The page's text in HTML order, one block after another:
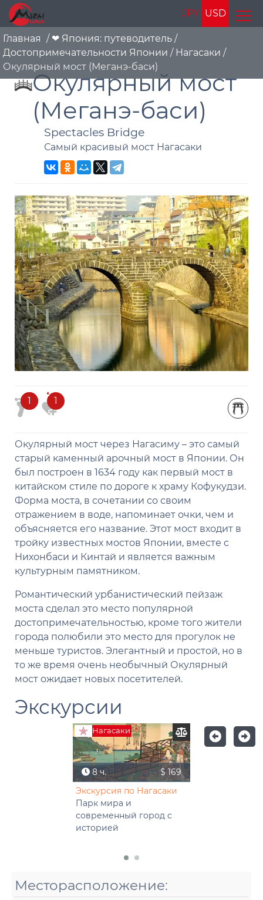
JPY USD
Главная / ❤ Япония: путеводитель /
Достопримечательности Японии / Нагасаки /
Окулярный мост (Меганэ-баси)
Окулярный мост
(Меганэ-баси)
Spectacles Bridge
Самый красивый мост Нагасаки
11 1
1
Окулярный мост через Нагасиму – это самый
старый каменный арочный мост в Японии. Он
был построен в 1634 году как первый мост в
китайском стиле по дороге к храму Кофукудзи.
Форма моста, в сочетании со своим
отражением в воде, напоминает очки, чем и
объясняется его название. Этот мост входит в
тройку известных мостов Японии, вместе с
Нихонбаси и Кинтай и является важным
культурным памятником.
Романтический урбанистический пейзаж
моста сделал это место популярной
достопримечательностью, кроме того жители
города полюбили это место для прогулок не
меньше туристов. Элегантный и простой, но в
то же время очень необычный Окулярный
мост ожидает новых посетителей.
Экскурсии
Нагасаки
8 ч.
$ 169
Экскурсия по Нагасаки
Парк мира и
современный город с
историей
Месторасположение: